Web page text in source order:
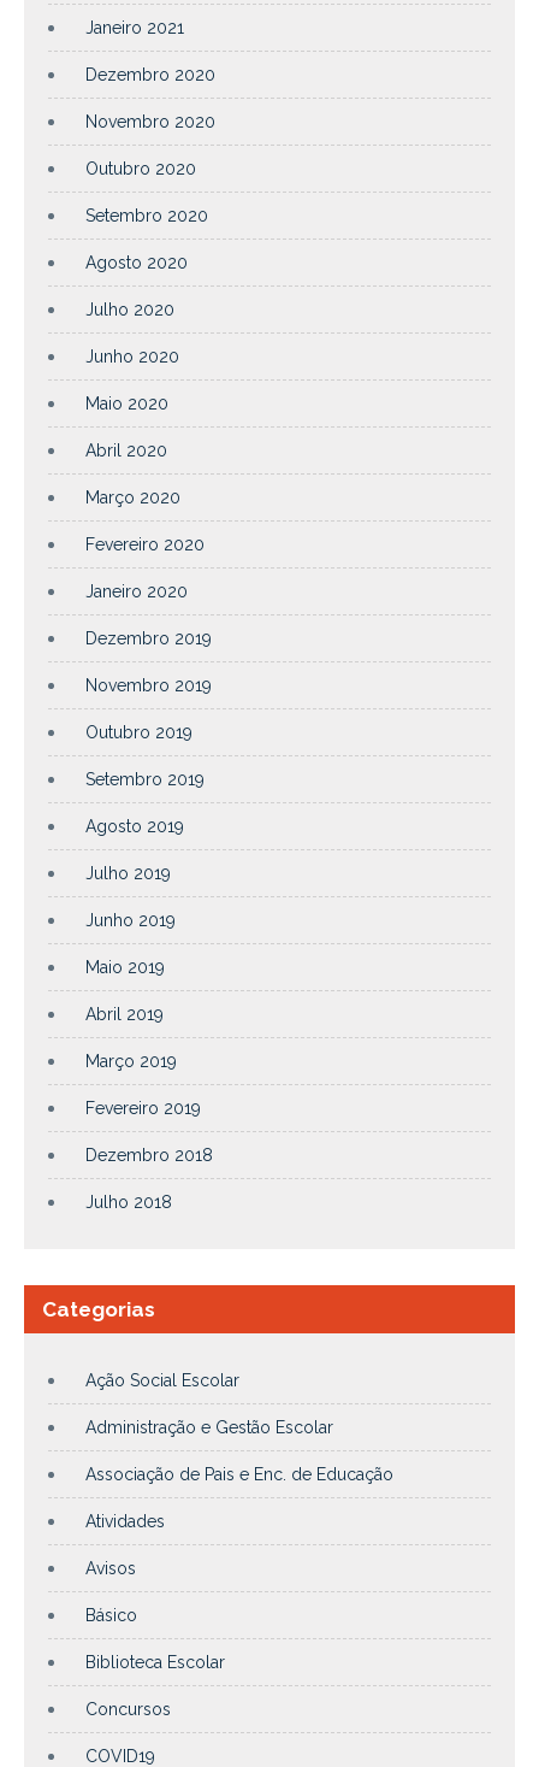
Janeiro 2021
Dezembro 2020
Novembro 2020
Outubro 2020
Setembro 2020
Agosto 2020
Julho 2020
Junho 2020
Maio 2020
Abril 2020
Março 2020
Fevereiro 2020
Janeiro 2020
Dezembro 2019
Novembro 2019
Outubro 2019
Setembro 2019
Agosto 2019
Julho 2019
Junho 2019
Maio 2019
Abril 2019
Março 2019
Fevereiro 2019
Dezembro 2018
Julho 2018
Categorias
Ação Social Escolar
Administração e Gestão Escolar
Associação de Pais e Enc. de Educação
Atividades
Avisos
Básico
Biblioteca Escolar
Concursos
COVID19